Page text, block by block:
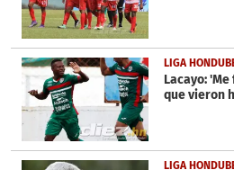
LIGA
Lacayo:
que vieron
LIGA